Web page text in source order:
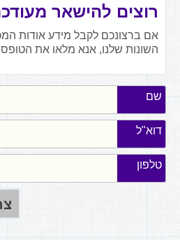
רוצים להישאר
אם ברצונכם לקבל מידע אודות
השונות שלנו, אנא מלאו את
שם
דוא"ל
טלפון